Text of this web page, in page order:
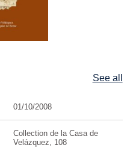
See all
01/10/2008
Collection de la Casa de
Velázquez, 108